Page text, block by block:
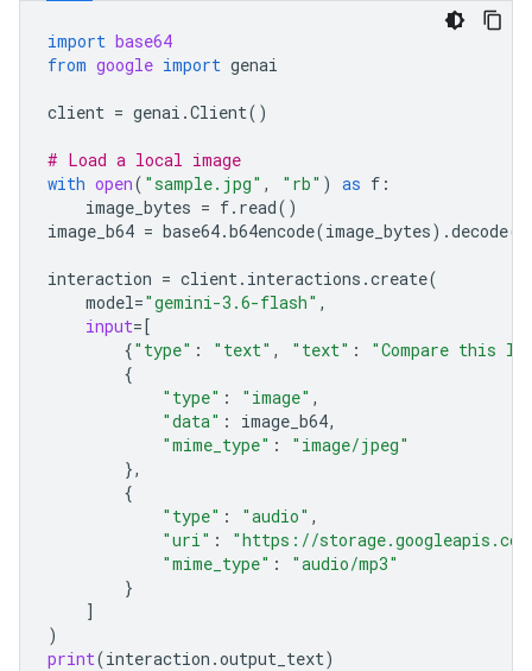
import base64
from google import genai
client = genai .Client()
# Load a local image
with open( "sample.jpg" , "rb" ) as f :
image_bytes = f. read()
image_b64 = base64.b64encode(image_bytes) .decode(
interaction = client. interactions .create(
model="gemini-3.6-flash" ,
input=[
{"type" : "text" , "text" :
"Compare this
{
"type" : "image" ,
"data" : image_b64,
"mime_type" :
"image/jpeg"
},
{
"type" : "audio" ,
"uri" :
"https://
"mime_type" :
"audio/mp3"
}
]
)
print(interaction .output_text)